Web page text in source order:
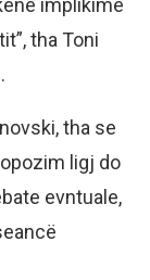
implikime
tha Toni
tha se
ligj do
evntuale,